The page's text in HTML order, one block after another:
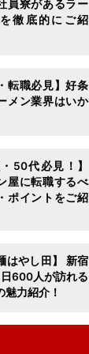
員寮があるラー
徹底的にご紹
転職必見】好条
メン業界はいか
50代必見！】
屋に転職するべ
ポイントをご紹
はやし田】 新宿
600人が訪れる
魅力紹介！